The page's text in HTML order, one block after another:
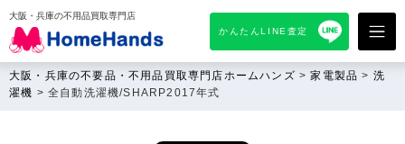
大阪・兵庫の不用品買取専門店
かんたんLINE査定
大阪・兵庫の不要品・不用品買取専門店ホームハンズ >家電製品 > 洗
濯機 >全自動洗濯機/SHARP2017年式